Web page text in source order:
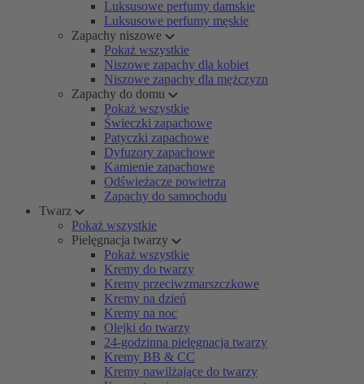
Luksusowe perfumy damskie
Luksusowe perfumy męskie
Zapachy niszowe
Pokaż wszystkie
Niszowe zapachy dla kobiet
Niszowe zapachy dla mężczyzn
Zapachy do domu
Pokaż wszystkie
Świeczki zapachowe
Patyczki zapachowe
Dyfuzory zapachowe
Kamienie zapachowe
Odświeżacze powietrza
Zapachy do samochodu
Twarz
Pokaż wszystkie
Pielęgnacja twarzy
Pokaż wszystkie
Kremy do twarzy
Kremy przeciwzmarszczkowe
Kremy na dzień
Kremy na noc
Olejki do twarzy
24-godzinna pielęgnacja twarzy
Kremy BB & CC
Kremy nawilżające do twarzy